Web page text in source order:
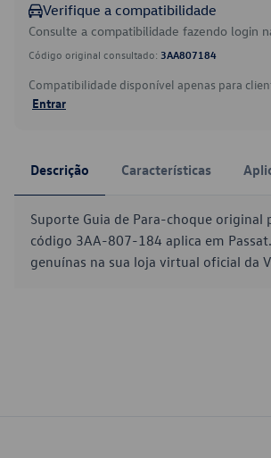
Verifique a compatibilidade
Consulte a compatibilidade fazendo login
Código original consultado: 3AA807184
Compatibilidade disponível apenas para
Entrar
Descrição Características
Suporte Guia de Para-choque original
código 3AA-807-184 aplica em
genuínas na sua loja virtual oficial da